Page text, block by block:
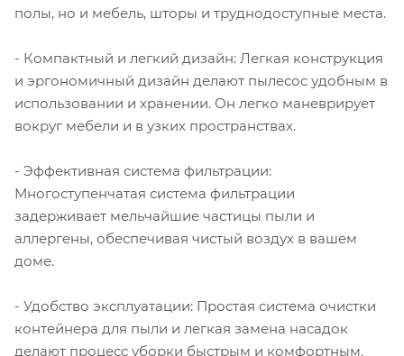
полы, но и мебель, шторы и труднодоступные места.
- Компактный и легкий дизайн: Легкая конструкция
и эргономичный дизайн делают пылесос удобным в
использовании и хранении. Он легко маневрирует
вокруг мебели и в узких пространствах.
- Эффективная система фильтрации:
Многоступенчатая система фильтрации
задерживает мельчайшие частицы пыли и
аллергены, обеспечивая чистый воздух в вашем
доме.
- Удобство эксплуатации: Простая система очистки
контейнера для пыли и легкая замена насадок
делают процесс уборки быстрым и комфортным.